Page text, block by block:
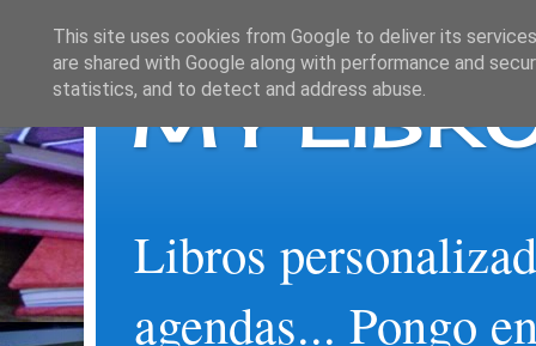
MY
Libros
agendas... Pongo
This site uses cookies from Google to deliver its
are shared with Google along with performance and
statistics, and to detect and address abuse.